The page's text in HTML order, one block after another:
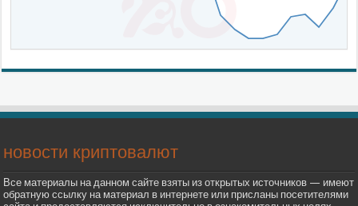
новости криптовалют
Все материалы на данном сайте взяты из открытых источников — имеют
обратную ссылку на материал в интернете или присланы посетителями